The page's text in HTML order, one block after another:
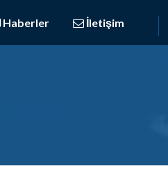
Haberler İletişim